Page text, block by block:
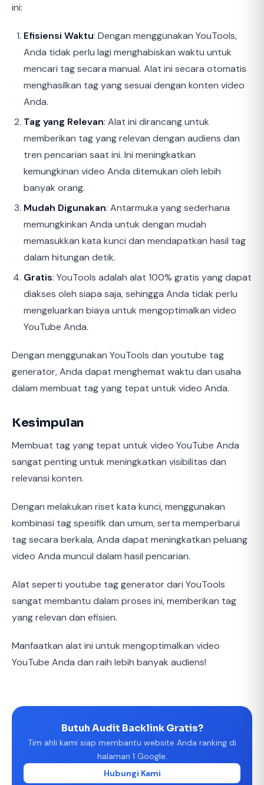
ini:
Efisiensi Waktu: Dengan menggunakan YouTools,
Anda tidak perlu lagi menghabiskan waktu untuk
mencari tag secara manual. Alat ini secara otomatis
menghasilkan tag yang sesuai dengan konten video
Anda.
Tag yang Relevan: Alat ini dirancang untuk
memberikan tag yang relevan dengan audiens dan
tren pencarian saat ini. Ini meningkatkan
kemungkinan video Anda ditemukan oleh lebih
banyak orang.
Mudah Digunakan: Antarmuka yang sederhana
memungkinkan Anda untuk dengan mudah
memasukkan kata kunci dan mendapatkan hasil tag
dalam hitungan detik.
Gratis: YouTools adalah alat 100% gratis yang dapat
diakses oleh siapa saja, sehingga Anda tidak perlu
mengeluarkan biaya untuk mengoptimalkan video
YouTube Anda.
Dengan menggunakan YouTools dan youtube tag
generator, Anda dapat menghemat waktu dan usaha
dalam membuat tag yang tepat untuk video Anda.
Kesimpulan
Membuat tag yang tepat untuk video YouTube Anda
sangat penting untuk meningkatkan visibilitas dan
relevansi konten.
Dengan melakukan riset kata kunci, menggunakan
kombinasi tag spesifik dan umum, serta memperbarui
tag secara berkala, Anda dapat meningkatkan peluang
video Anda muncul dalam hasil pencarian.
Alat seperti youtube tag generator dari YouTools
sangat membantu dalam proses ini, memberikan tag
yang relevan dan efisien.
Manfaatkan alat ini untuk mengoptimalkan video
YouTube Anda dan raih lebih banyak audiens!
Butuh Audit Backlink Gratis?
Tim ahli kami siap membantu website Anda ranking di
halaman 1 Google.
Hubungi Kami